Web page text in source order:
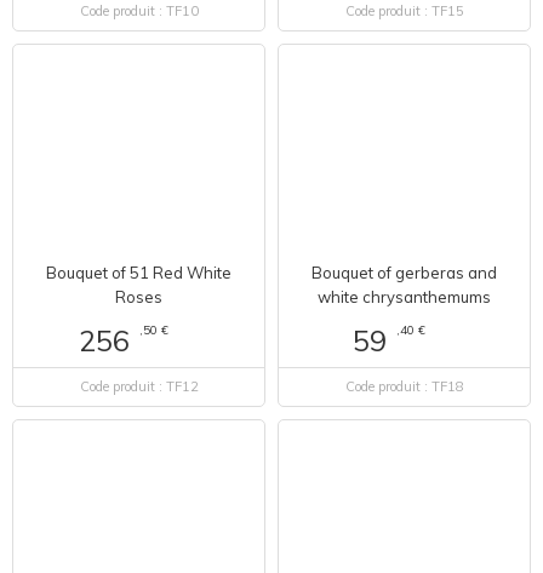
Code produit : TF10 Code produit : TF15
Bouquet of 51 Red White
Roses
256 ,50 €
Code produit : TF12
Bouquet of gerberas and
white chrysanthemums
59 ,40 €
Code produit : TF18